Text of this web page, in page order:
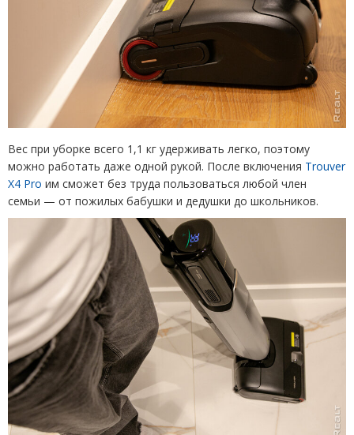
Вес при уборке всего 1,1 кг удерживать легко, поэтому
можно работать даже одной рукой. После включения Trouver
X4 Pro им сможет без труда пользоваться любой член
семьи — от пожилых бабушки и дедушки до школьников.